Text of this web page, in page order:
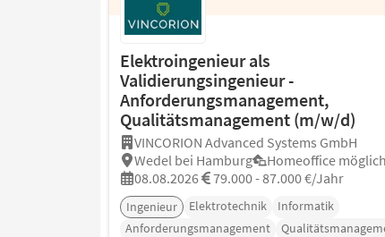
Elektroingenieur als
Validierungsingenieur -
Anforderungsmanagement,
Qualitätsmanagement (m/w/d)
VINCORION Advanced Systems GmbH
Wedel bei Hamburg
Homeoffice möglich
08.08.2026
79.000 - 87.000 €/Jahr
Ingenieur Elektrotechnik
Informatik
Anforderungsmanagement